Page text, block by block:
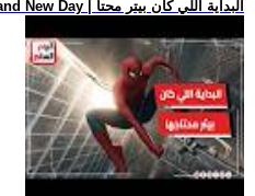
.. فيلم Spider-Man: Brand New Day | البداية اللي كان بيتر محتا